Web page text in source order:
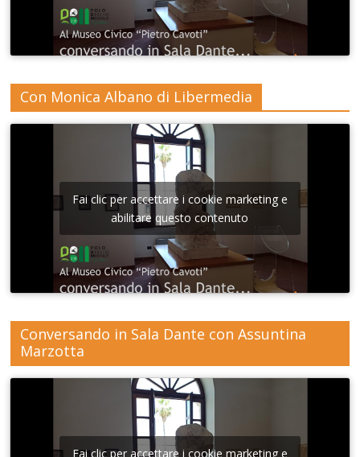
Con Monica Albano di Libermedia
Fai clic per accettare i cookie marketing e
abilitare questo contenuto
Conversando in Sala Dante con Assuntina
Marzotta
Fai clic per accettare i cookie marketing e